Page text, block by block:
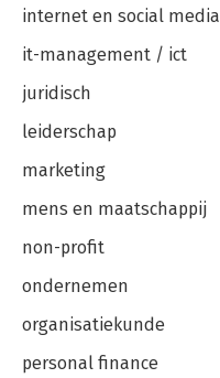
internet en social media
it-management / ict
juridisch
leiderschap
marketing
mens en maatschappij
non-profit
ondernemen
organisatiekunde
personal finance